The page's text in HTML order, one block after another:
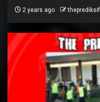
2 years ago